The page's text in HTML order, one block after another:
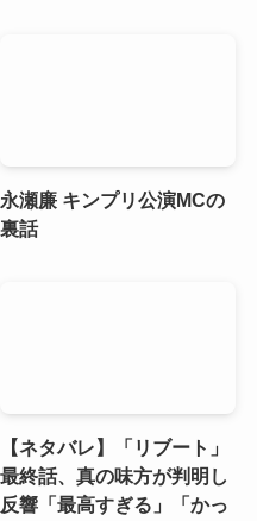
永瀬廉 キンプリ公演MCの
裏話
【ネタバレ】「リブート」
最終話、真の味方が判明し
反響「最高すぎる」「かっ